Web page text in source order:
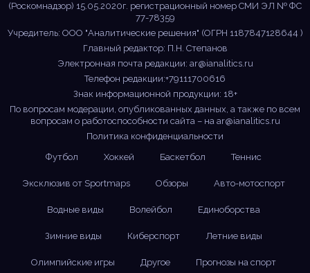
(Роскомнадзор) 15.05.2020г. регистрационный номер СМИ ЭЛ № ФС
77-78359
Учредитель: ООО "Аналитические решения" (ОГРН 1187847128644 )
Главный редактор: П.Н. Степанов
Электронная почта редакции: ar@ianalitics.ru
Телефон редакции:+79111700616
Знак информационной продукции: 18+
По вопросам модерации, опубликованных данных, а также по всем
вопросам о работоспособности сайта – на ar@ianalitics.ru
Политика конфиденциальности
Футбол
Хоккей Баскетбол Теннис
Эксклюзив от Sportmaps Обзоры Авто-мотоспорт
Водные виды Волейбол Единоборства
Зимние виды Киберспорт Летние виды
Олимпийские игры Другое Прогнозы на спорт